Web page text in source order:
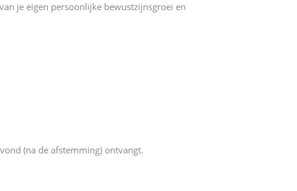
je eigen persoonlijke bewustzijnsgroei en
(na de afstemming) ontvangt.